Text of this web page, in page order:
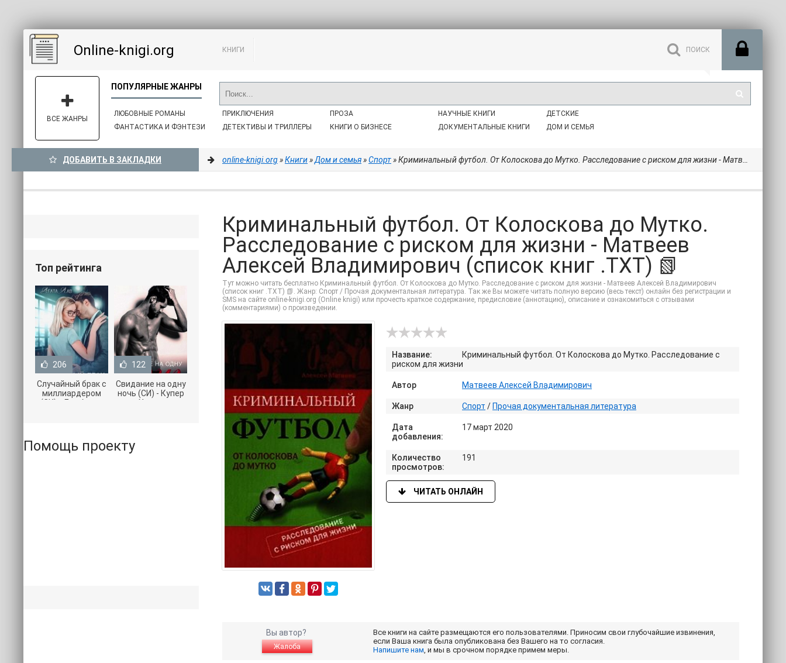
Online-knigi.org КНИГИ
ЛЮБОВНЫЕ РОМАНЫ
ФАНТАСТИКА И ФЭНТЕЗИ
ПРИКЛЮЧЕНИЯ
ДЕТЕКТИВЫ И ТРИЛЛЕРЫ
ПРОЗА
КНИГИ О БИЗНЕСЕ
НАУЧНЫЕ КНИГИ
ДОКУМЕНТАЛЬНЫЕ КНИГИ
ДЕТСКИЕ
ДОМ И СЕМЬЯ
ВСЕ ЖАНРЫ
ДОБАВИТЬ В ЗАКЛАДКИ online-knigi.org»Книги»Дом и семья»Спорт» Криминальный футбол. От Колоскова до Мутко. Расследование с риском для жизни - Матвеев Алексей Владимирович (список книг .TXT) 📗
Криминальный футбол. От Колоскова до Мутко.
Расследование с риском для жизни - Матвеев
Алексей Владимирович (список книг .TXT) 📗
Тут можно читать бесплатно Криминальный футбол. От Колоскова до Мутко. Расследование с риском для жизни - Матвеев Алексей Владимирович
(список книг .TXT) 📗. Жанр: Спорт / Прочая документальная литература. Так же Вы можете читать полную версию (весь текст) онлайн без регистрации и
SMS на сайте online-knigi.org (Online knigi) или прочесть краткое содержание, предисловие (аннотацию), описание и ознакомиться с отзывами
(комментариями) о произведении.
Название:
Криминальный футбол. От Колоскова до Мутко. Расследование с
риском для жизни
Автор Матвеев Алексей Владимирович
Жанр Спорт / Прочая документальная литература
Дата
добавления:
17 март 2020
Количество
просмотров:
191
ЧИТАТЬ ОНЛАЙН
Вы автор?
Жалоба
Все книги на сайте размещаются его пользователями. Приносим свои глубочайшие извинения,
если Ваша книга была опубликована без Вашего на то согласия.
Напишите нам , и мы в срочном порядке примем меры.
Топ рейтинга
206
Случайный брак с
миллиардером
(СИ) - Лав Агата
122
Свидание на одну
ночь (СИ) - Купер
Хелен
Помощь проекту